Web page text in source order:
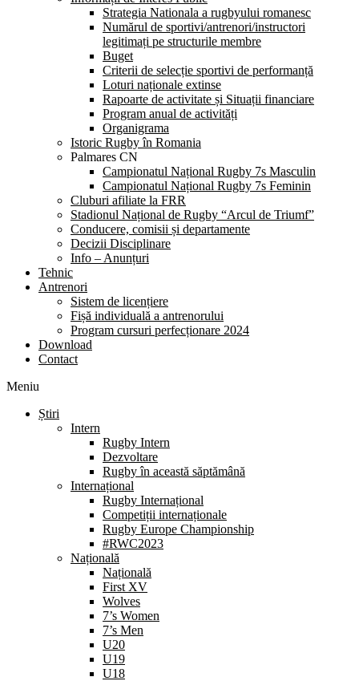
Strategia Nationala a rugbyului romanesc
Numărul de sportivi/antrenori/instructori
legitimați pe structurile membre
Buget
Criterii de selecție sportivi de performanță
Loturi naționale extinse
Rapoarte de activitate și Situații financiare
Program anual de activități
Organigrama
Istoric Rugby în Romania
Palmares CN
Campionatul Național Rugby 7s Masculin
Campionatul Național Rugby 7s Feminin
Cluburi afiliate la FRR
Stadionul Național de Rugby “Arcul de Triumf”
Conducere, comisii și departamente
Decizii Disciplinare
Info – Anunțuri
Tehnic
Antrenori
Sistem de licențiere
Fișă individuală a antrenorului
Program cursuri perfecționare 2024
Download
Contact
Meniu
Știri
Intern
Rugby Intern
Dezvoltare
Rugby în această săptămână
Internațional
Rugby Internațional
Competiții internaționale
Rugby Europe Championship
#RWC2023
Națională
Națională
First XV
Wolves
7’s Women
7’s Men
U20
U19
U18